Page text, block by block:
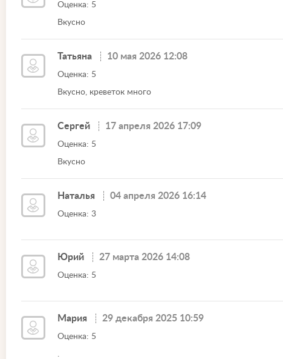
Оценка: 5
Вкусно
Татьяна 10 мая 2026 12:08
Оценка: 5
Вкусно, креветок много
Сергей 17 апреля 2026 17:09
Оценка: 5
Вкусно
Наталья 04 апреля 2026 16:14
Оценка: 3
Юрий 27 марта 2026 14:08
Оценка: 5
Мария 29 декабря 2025 10:59
Оценка: 5
.